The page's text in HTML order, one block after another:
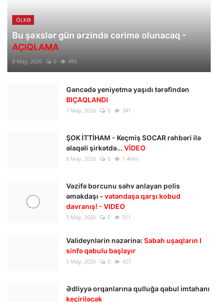
ÖLKƏ
Bu şəxslər gün ərzində cərimə olunacaq -
AÇIQLAMA
8 May, 2026 0 495
Gəncədə yeniyetmə yaşıdı tərəfindən
BIÇAQLANDI
7 May, 2026 0 341
ŞOK İTTİHAM - Keçmiş SOCAR rəhbəri ilə
əlaqəli şirkətdə... VİDEO
6 May, 2026 0 1.4min
Vəzifə borcunu səhv anlayan polis
əməkdaşı - vətəndaşa qarşı kobud
davranış! - VIDEO
5 May, 2026 0 511
Valideynlərin nəzərinə: Sabah uşaqların I
sinfə qəbulu başlayır
5 May, 2026 0 427
Ədliyyə orqanlarına qulluğa qəbul imtahanı
keçiriləcək